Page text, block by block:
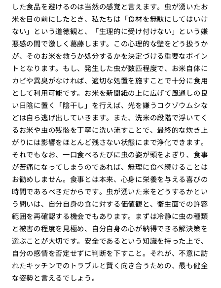
した食品を避けるのは当然の感覚と言えます。虫が湧いたお
米を目の前にしたとき、私たちは「食材を無駄にしてはいけ
ない」という道徳観と、「生理的に受け付けない」という嫌
悪感の間で激しく葛藤します。この心理的な壁をどう扱うか
が、そのお米を救うか処分するかを決定づける重要なポイン
トとなります。もし、発生した虫が数匹程度で、お米自体に
カビや異臭がなければ、適切な処置を施すことで十分に食用
として利用可能です。お米を新聞紙の上に広げて風通しの良
い日陰に置く「陰干し」を行えば、光を嫌うコクゾウムシな
どは自ら逃げ出していきます。また、洗米の段階で浮いてく
るお米や虫の残骸を丁寧に洗い流すことで、最終的な炊き上
がりには影響をほとんど残さない状態にまで浄化できます。
それでもなお、一口食べるたびに虫の姿が頭をよぎり、食事
が苦痛になってしまうのであれば、無理に食べ続けることは
お勧めしません。食事とは本来、心身に栄養を与える喜びの
時間であるべきだからです。虫が湧いた米をどうするかとい
う問いは、自分自身の食に対する価値観と、衛生面での許容
範囲を再確認する機会でもあります。まずは冷静に虫の種類
と被害の程度を見極め、自分自身の心が納得できる解決策を
選ぶことが大切です。安全であるという知識を持った上で、
自分の感情を否定せずに判断を下すこと。それが、不意に訪
れたキッチンでのトラブルと賢く向き合うための、最も健全
な姿勢と言えるでしょう。